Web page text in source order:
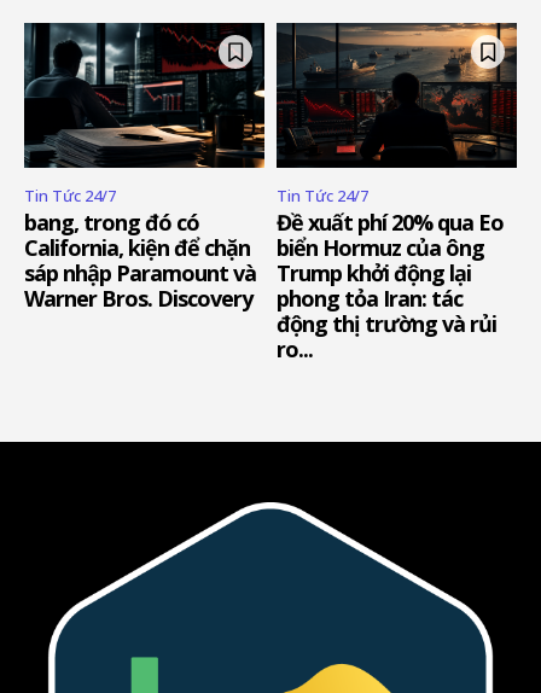
Tin Tức 24/7
bang, trong đó có
California, kiện để chặn
sáp nhập Paramount và
Warner Bros. Discovery
Tin Tức 24/7
Đề xuất phí 20% qua Eo
biển Hormuz của ông
Trump khởi động lại
phong tỏa Iran: tác
động thị trường và rủi
ro...